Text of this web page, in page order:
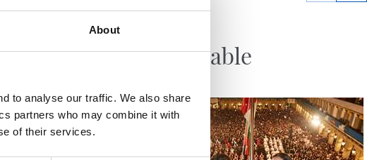
About
to analyse our traffic. We also share
partners who may combine it with
of their services.
Inoubliable